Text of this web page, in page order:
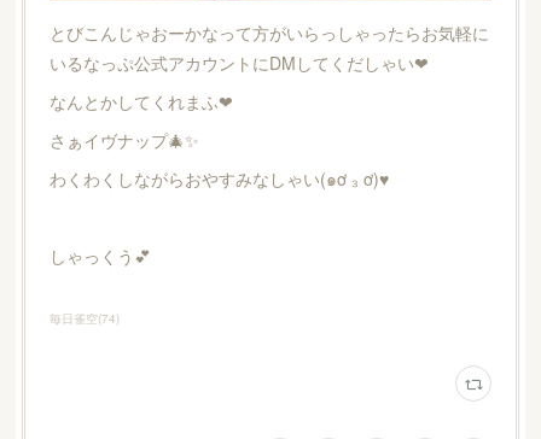
とびこんじゃおーかなって方がいらっしゃったらお気軽に
いるなっぷ公式アカウントにDMしてくだしゃい❤
なんとかしてくれまふ❤
さぁイヴナップ🎄✨
わくわくしながらおやすみなしゃい(๑ơ ₃ ơ)♥
しゃっくう💕
毎日雀空(74)